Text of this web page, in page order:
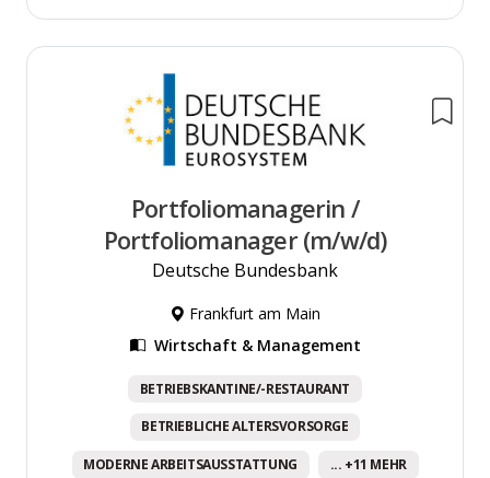
Portfoliomanagerin /
Portfoliomanager (m/w/d)
Deutsche Bundesbank
Frankfurt am Main
Wirtschaft & Management
BETRIEBSKANTINE/-RESTAURANT
BETRIEBLICHE ALTERSVORSORGE
MODERNE ARBEITSAUSSTATTUNG ... +11 MEHR